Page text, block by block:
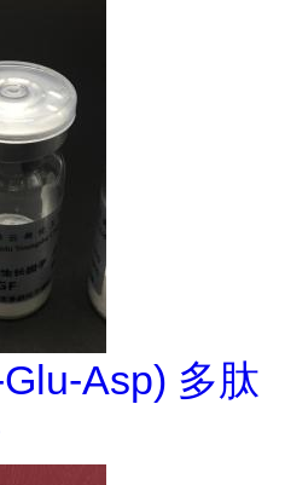
Asp) 多肽